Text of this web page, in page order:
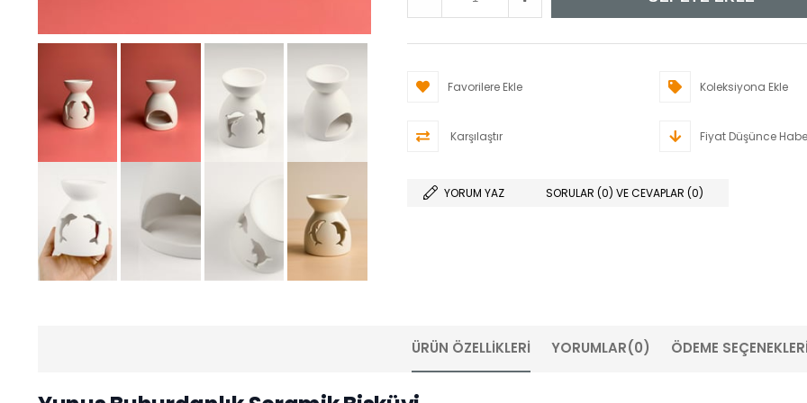
Favorilere Ekle Koleksiyona Ekle
Karşılaştır Fiyat Düşünce
YORUM YAZ SORULAR (0) VE CEVAPLAR (0)
ÜRÜN ÖZELLIKLERI YORUMLAR(0) ÖDEME SEÇENEKLERI